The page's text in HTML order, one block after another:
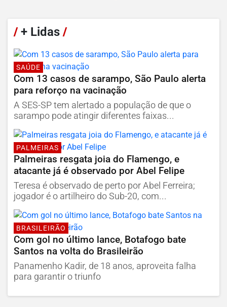
/+ Lidas /
SAÚDE
Com 13 casos de sarampo, São Paulo alerta
para reforço na vacinação
A SES-SP tem alertado a população de que o
sarampo pode atingir diferentes faixas...
PALMEIRAS
Palmeiras resgata joia do Flamengo, e
atacante já é observado por Abel Felipe
Teresa é observado de perto por Abel Ferreira;
jogador é o artilheiro do Sub-20, com...
BRASILEIRÃO
Com gol no último lance, Botafogo bate
Santos na volta do Brasileirão
Panamenho Kadir, de 18 anos, aproveita falha
para garantir o triunfo